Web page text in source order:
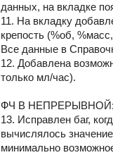
данных, на вкладке
11. На вкладку
крепость (%об,
Все данные в
12. Добавлена
только мл/час).
ФЧ В НЕПРЕРЫВНОЙ:
13. Исправлен баг,
вычислялось
минимально